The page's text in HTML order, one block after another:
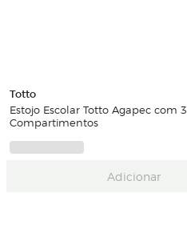
Totto
Estojo Escolar Totto Agapec com 3
Compartimentos
Adicionar